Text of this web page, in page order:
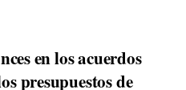
en los acuerdos
presupuestos de